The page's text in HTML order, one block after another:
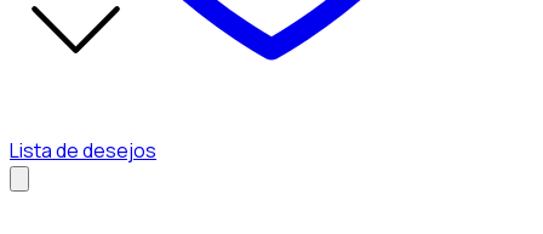
Lista de desejos